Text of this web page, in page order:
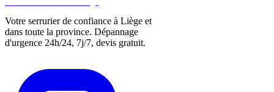
Votre serrurier de confiance à Liège et
dans toute la province. Dépannage
d'urgence 24h/24, 7j/7, devis gratuit.